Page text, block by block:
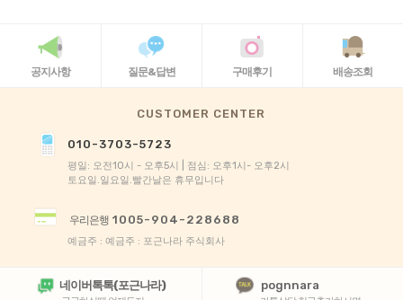
공지사항 질문&답변 구매후기 배송조회
CUSTOMER CENTER
010-3703-5723
평일: 오전10시 - 오후5시 | 점심: 오후1시- 오후2시
토요일.일요일.빨간날은 휴무입니다
우리은행1005-904-228688
예금주 : 예금주 : 포근나라 주식회사
네이버톡톡(포근나라) pognnara